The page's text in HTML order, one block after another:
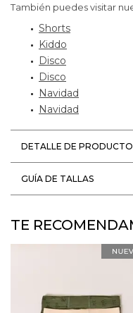
También puedes visitar
Shorts
Kiddo
Disco
Disco
Navidad
Navidad
DETALLE DE PRODUCTO
GUÍA DE TALLAS
TE